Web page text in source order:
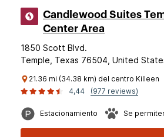
Candlewood Suites
Center Area
1850 Scott Blvd.
Temple, Texas 76504, United
21.36 mi (34.38 km) del centro Killeen
4,44
(977 reviews)
Estacionamiento Se